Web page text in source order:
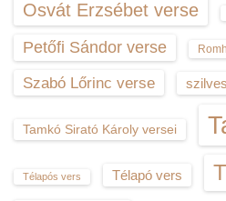
Osvát Erzsébet verse
Petőfi Sándor verse
Szabó Lőrinc verse
Tamkó Sirató Károly versei
Télapós vers Télapó vers